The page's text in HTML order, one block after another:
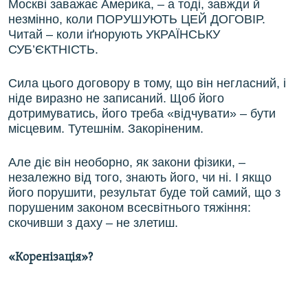
Москві заважає Америка, – а тоді, завжди й
незмінно, коли ПОРУШУЮТЬ ЦЕЙ ДОГОВІР.
Читай – коли іґнорують УКРАЇНСЬКУ
СУБ’ЄКТНІСТЬ.
Сила цього договору в тому, що він негласний, і
ніде виразно не записаний. Щоб його
дотримуватись, його треба «відчувати» – бути
місцевим. Тутешнім. Закоріненим.
Але діє він необорно, як закони фізики, –
незалежно від того, знають його, чи ні. І якщо
його порушити, результат буде той самий, що з
порушеним законом всесвітнього тяжіння:
скочивши з даху – не злетиш.
«Коренізація»?